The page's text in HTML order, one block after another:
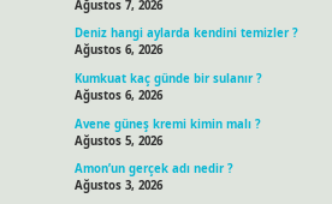
Ağustos 7, 2026
Deniz hangi aylarda kendini temizler ?
Ağustos 6, 2026
Kumkuat kaç günde bir sulanır ?
Ağustos 6, 2026
Avene güneş kremi kimin malı ?
Ağustos 5, 2026
Amon’un gerçek adı nedir ?
Ağustos 3, 2026